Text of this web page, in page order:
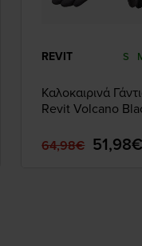
REVIT S
Καλοκαιρινά
Revit Volcano
64,98€ 51,98€